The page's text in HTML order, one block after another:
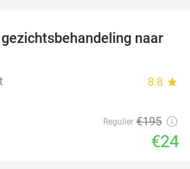
88%
naar
8.8 star
Regulier €195
€24